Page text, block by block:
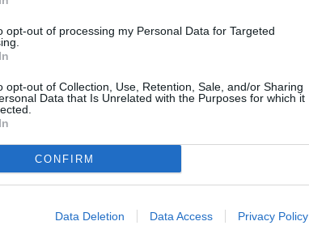
opt-out of processing my Personal Data for Targeted
opt-out of Collection, Use, Retention, Sale, and/or Sharing
Data that Is Unrelated with the Purposes for which it
CONFIRM
Data Deletion Data Access Privacy Policy
nous, faites un don !
SOUTENIR